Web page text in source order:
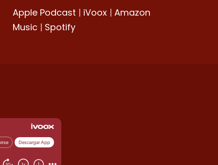
Apple Podcast | iVoox | Amazon
Music | Spotify